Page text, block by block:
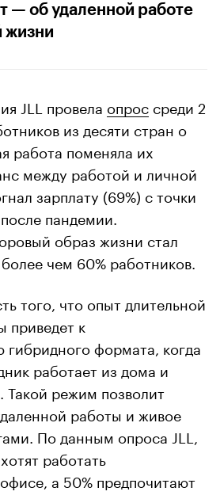
— об удаленной работе
жизни
JLL провела опрос среди 2
из десяти стран о
работа поменяла их
между работой и личной
зарплату (69%) с точки
пандемии.
образ жизни стал
чем 60% работников.
того, что опыт длительной
приведет к
формата, когда
работает из дома и
Такой режим позволит
работы и живое
По данным опроса JLL,
работать
а 50% предпочитают